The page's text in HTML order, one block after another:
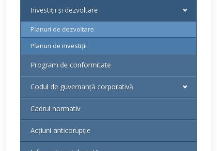
Investiții și dezvoltare
Planuri de dezvoltare
Planuri de investiții
Program de conformitate
Codul de guvernanță corporativă
Cadrul normativ
Acțiuni anticorupție